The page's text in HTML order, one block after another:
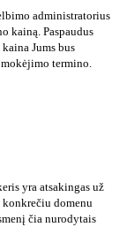
administratorius
kainą. Paspaudus
Jums bus
termino.
yra atsakingas už
domenu
čia nurodytais